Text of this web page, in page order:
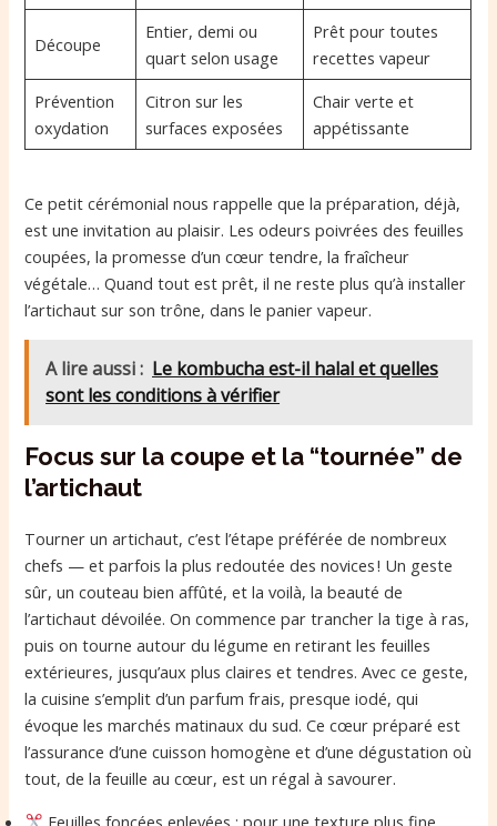
Découpe
Entier, demi ou
quart selon usage
Prêt pour toutes
recettes vapeur
Prévention
oxydation
Citron sur les
surfaces exposées
Chair verte et
appétissante
Ce petit cérémonial nous rappelle que la préparation, déjà,
est une invitation au plaisir. Les odeurs poivrées des feuilles
coupées, la promesse d’un cœur tendre, la fraîcheur
végétale… Quand tout est prêt, il ne reste plus qu’à installer
l’artichaut sur son trône, dans le panier vapeur.
A lire aussi : Le kombucha est-il halal et quelles
sont les conditions à vérifier
Focus sur la coupe et la “tournée” de
l’artichaut
Tourner un artichaut, c’est l’étape préférée de nombreux
chefs — et parfois la plus redoutée des novices ! Un geste
sûr, un couteau bien affûté, et la voilà, la beauté de
l’artichaut dévoilée. On commence par trancher la tige à ras,
puis on tourne autour du légume en retirant les feuilles
extérieures, jusqu’aux plus claires et tendres. Avec ce geste,
la cuisine s’emplit d’un parfum frais, presque iodé, qui
évoque les marchés matinaux du sud. Ce cœur préparé est
l’assurance d’une cuisson homogène et d’une dégustation où
tout, de la feuille au cœur, est un régal à savourer.
Feuilles foncées enlevées : pour une texture plus fine